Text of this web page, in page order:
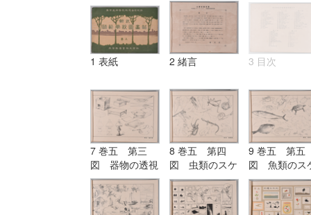
1 表紙 2 緒言 3 目次
7 巻五 第三
図 器物の透視
画
8 巻五 第四
図 虫類のスケ
ッチ
9 巻五 第五
図 魚類のス
ッチ